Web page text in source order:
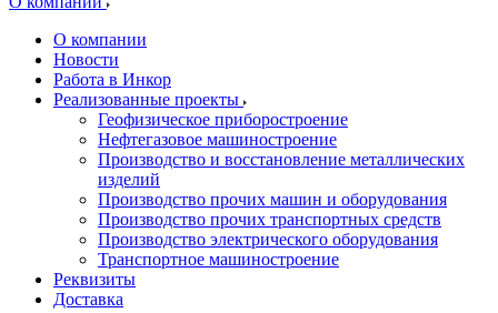
О компании
Новости
Работа в Инкор
Реализованные проекты
Геофизическое приборостроение
Нефтегазовое машиностроение
Производство и восстановление металлических
изделий
Производство прочих машин и оборудования
Производство прочих транспортных средств
Производство электрического оборудования
Транспортное машиностроение
Реквизиты
Доставка